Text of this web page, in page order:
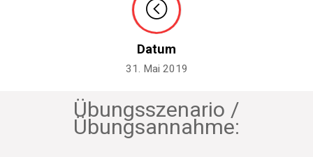
Datum
31. Mai 2019
Übungsszenario /
Übungsannahme: